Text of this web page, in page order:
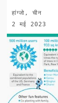
हांग्जो, चीन
2 मई 2023